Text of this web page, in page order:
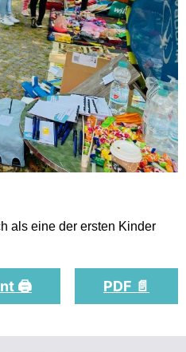
als eine der ersten Kinder
🖨 PDF 📄